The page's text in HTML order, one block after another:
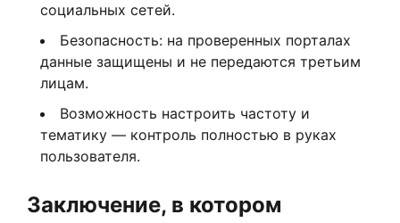
социальных сетей.
Безопасность: на проверенных порталах
данные защищены и не передаются третьим
лицам.
Возможность настроить частоту и
тематику — контроль полностью в руках
пользователя.
Заключение, в котором